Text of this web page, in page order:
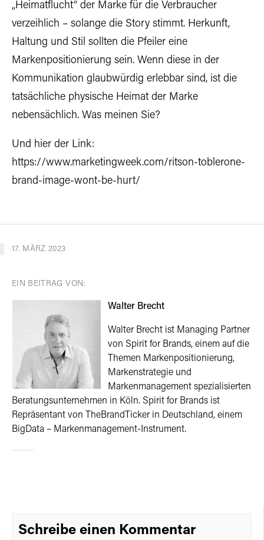
„Heimatflucht“ der Marke für die Verbraucher
verzeihlich – solange die Story stimmt. Herkunft,
Haltung und Stil sollten die Pfeiler eine
Markenpositionierung sein. Wenn diese in der
Kommunikation glaubwürdig erlebbar sind, ist die
tatsächliche physische Heimat der Marke
nebensächlich. Was meinen Sie?
Und hier der Link:
https://www.marketingweek.com/ritson-toblerone-
brand-image-wont-be-hurt/
17. MÄRZ 2023
EIN BEITRAG VON:
Walter Brecht
Walter Brecht ist Managing Partner
von Spirit for Brands, einem auf die
Themen Markenpositionierung,
Markenstrategie und
Markenmanagement spezialisierten
Beratungsunternehmen in Köln. Spirit for Brands ist
Repräsentant von TheBrandTicker in Deutschland, einem
BigData – Markenmanagement-Instrument.
Schreibe einen Kommentar